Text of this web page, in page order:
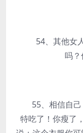
54、其他女人
吗？
55、相信自己
特吃了！你瘦了